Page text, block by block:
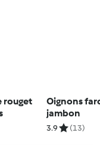
rouget
Oignons
jambon
3.9 (13)